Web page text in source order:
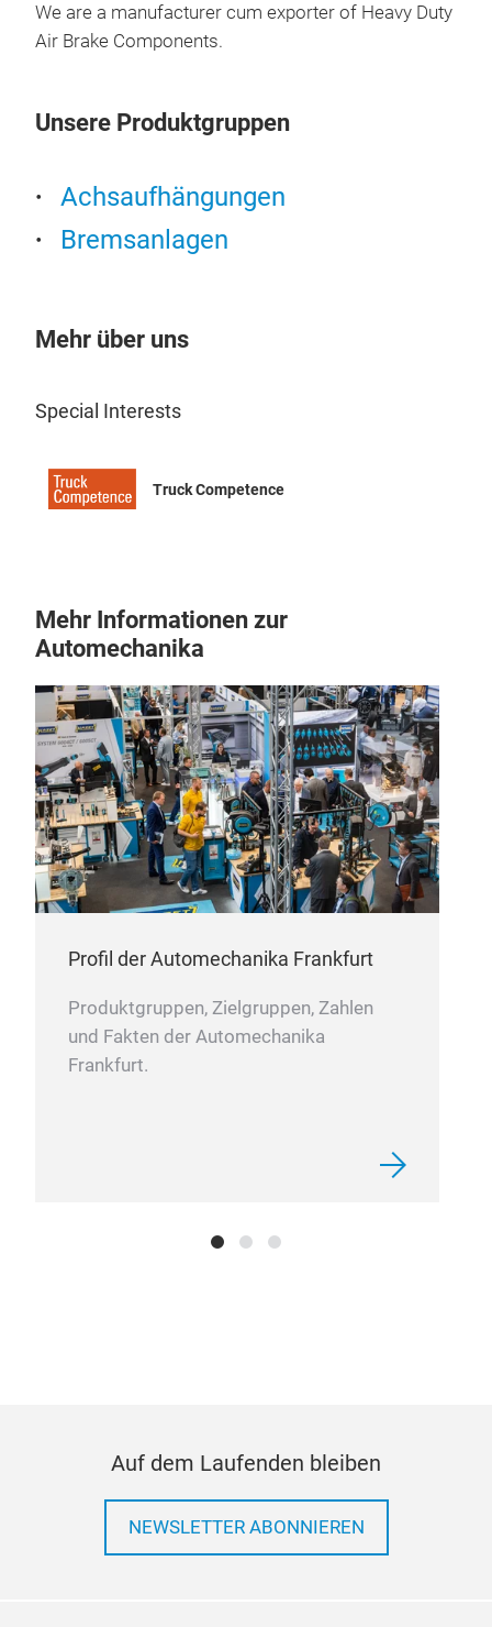
We are a manufacturer cum exporter of Heavy Duty
Air Brake Components.
Unsere Produktgruppen
Achsaufhängungen
Bremsanlagen
Mehr über uns
Special Interests
Truck Competence
Mehr Informationen zur
Automechanika
Profil der Automechanika Frankfurt
Produktgruppen, Zielgruppen, Zahlen
und Fakten der Automechanika
Frankfurt.
Auf dem Laufenden bleiben
NEWSLETTER ABONNIEREN